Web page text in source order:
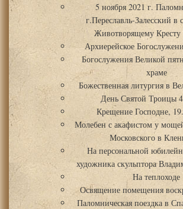
5 ноября 2021 г.
г.Переславль-Залесский в
Животворящему
Архиерейское
Богослужения Великой
храме
Божественная литургия в
День Святой Троицы
Крещение Господне,
Молебен с акафистом у
Московского в
На персональной
художника скульптора
На теплоходе
Освящение помещения
Паломническая поездка в